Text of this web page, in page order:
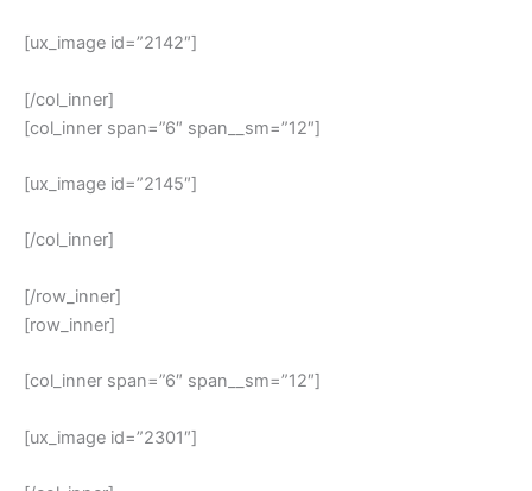
[ux_image id=”2142″]
[/col_inner]
[col_inner span=”6″ span__sm=”12″]
[ux_image id=”2145″]
[/col_inner]
[/row_inner]
[row_inner]
[col_inner span=”6″ span__sm=”12″]
[ux_image id=”2301″]